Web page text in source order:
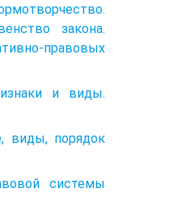
закона.
правовых
и виды.
виды, порядок
системы